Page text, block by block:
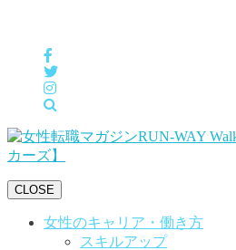
CLOSE
女性のキャリア・働き方
スキルアップ